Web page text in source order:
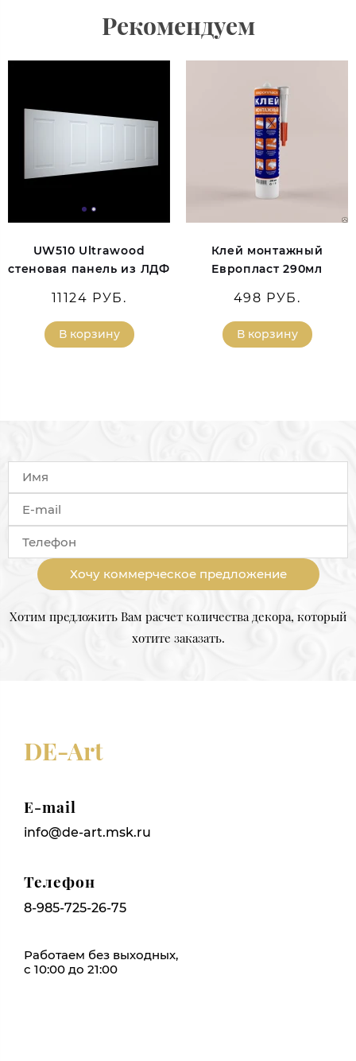
Рекомендуем
UW510 Ultrawood
стеновая панель из ЛДФ
11124 РУБ.
В корзину
Клей монтажный
Европласт 290мл
498 РУБ.
В корзину
Хочу коммерческое предложение
Хотим предложить Вам расчет количества декора, который
хотите заказать.
DE-Art
E-mail
info@de-art.msk.ru
Телефон
8-985-725-26-75
Работаем без выходных,
с 10:00 до 21:00